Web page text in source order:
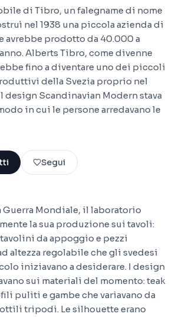
di Tibro, un falegname di nome
nel 1938 una piccola azienda di
avrebbe prodotto da 40.000 a
Alberts Tibro, come divenne
fino a diventare uno dei piccoli
della Svezia proprio nel
design Scandinavian Modern stava
in cui le persone arredavano le
Segui
Guerra Mondiale, il laboratorio
la sua produzione sui tavoli:
da appoggio e pezzi
altezza regolabile che gli svedesi
iniziavano a desiderare. I design
sui materiali del momento: teak
puliti e gambe che variavano da
tripodi. Le silhouette erano